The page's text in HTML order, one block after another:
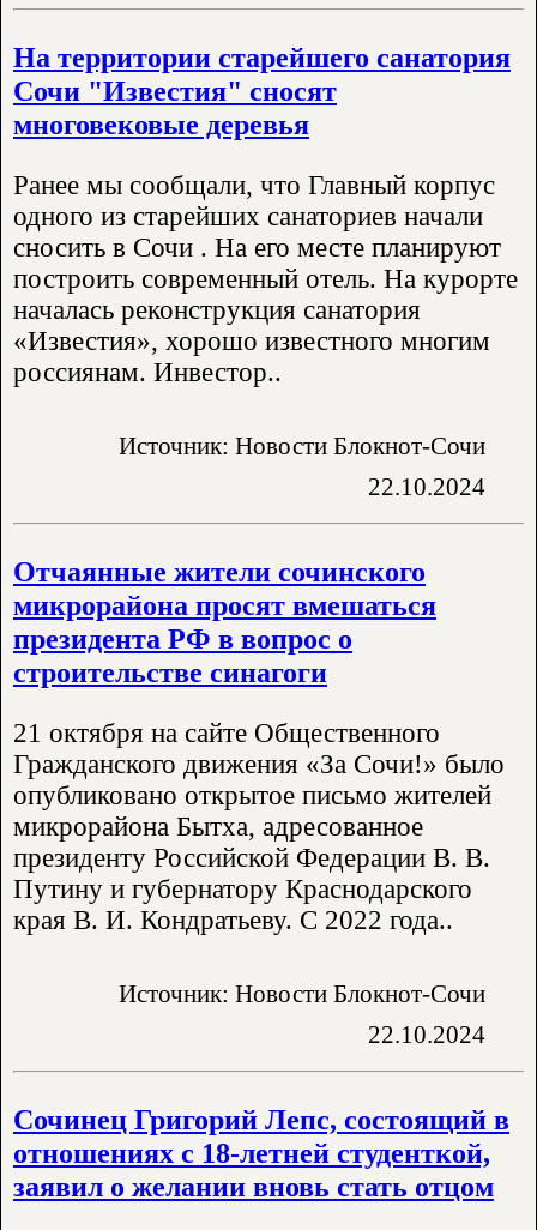
На территории старейшего санатория
Сочи "Известия" сносят
многовековые деревья
Ранее мы сообщали, что Главный корпус
одного из старейших санаториев начали
сносить в Сочи . На его месте планируют
построить современный отель. На курорте
началась реконструкция санатория
«Известия», хорошо известного многим
россиянам. Инвестор..
Источник: Новости Блокнот-Сочи
22.10.2024
Отчаянные жители сочинского
микрорайона просят вмешаться
президента РФ в вопрос о
строительстве синагоги
21 октября на сайте Общественного
Гражданского движения «За Сочи!» было
опубликовано открытое письмо жителей
микрорайона Бытха, адресованное
президенту Российской Федерации В. В.
Путину и губернатору Краснодарского
края В. И. Кондратьеву. С 2022 года..
Источник: Новости Блокнот-Сочи
22.10.2024
Сочинец Григорий Лепс, состоящий в
отношениях с 18-летней студенткой,
заявил о желании вновь стать отцом